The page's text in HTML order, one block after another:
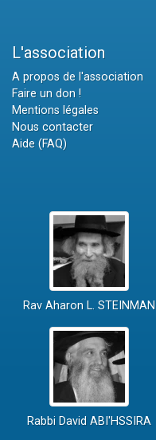
L'association
A propos de l'association
Faire un don !
Mentions légales
Nous contacter
Aide (FAQ)
Rav Aharon L. STEINMAN
Rabbi David ABI'HSSIRA